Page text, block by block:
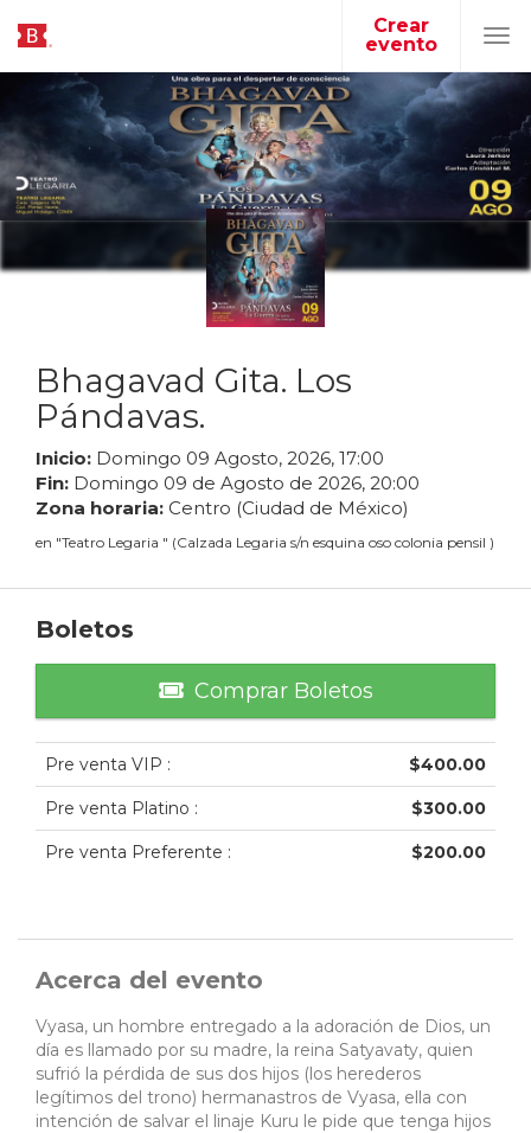
Crear
evento
Bhagavad Gita. Los
Pándavas.
Inicio: Domingo 09 Agosto, 2026, 17:00
Fin: Domingo 09 de Agosto de 2026, 20:00
Zona horaria: Centro (Ciudad de México)
en "Teatro Legaria " (Calzada Legaria s/n esquina oso colonia pensil )
Boletos
Comprar Boletos
Pre venta VIP : $400.00
Pre venta Platino : $300.00
Pre venta Preferente : $200.00
Acerca del evento
Vyasa, un hombre entregado a la adoración de Dios, un
día es llamado por su madre, la reina Satyavaty, quien
sufrió la pérdida de sus dos hijos (los herederos
legítimos del trono) hermanastros de Vyasa, ella con
intención de salvar el linaje Kuru le pide que tenga hijos